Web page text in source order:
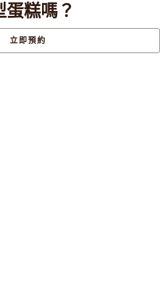
糕嗎？
立即預約